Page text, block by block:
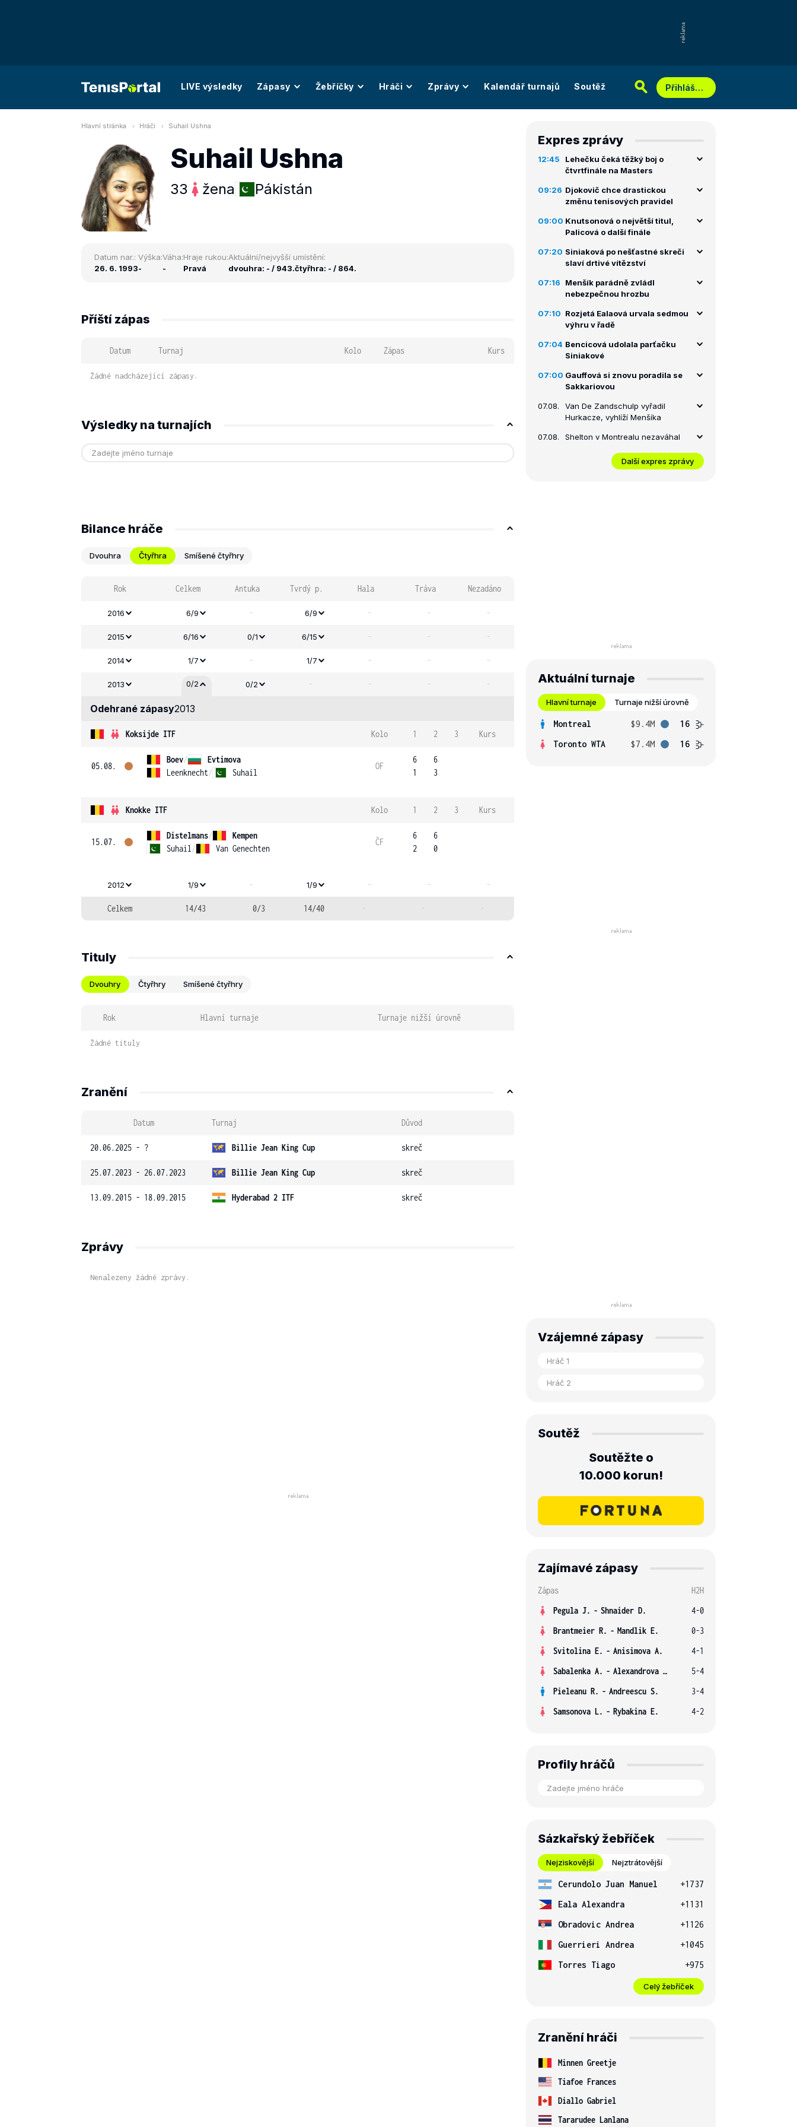
LIVE výsledky Zápasy Žebříčky Hráči Zprávy Kalendář turnajů Soutěž Přihlášení
Hlavní stránka Hráči Suhail Ushna
Suhail Ushna
33 žena Pákistán
Datum nar.:
26. 6. 1993
Výška:
-
Váha:
-
Hraje rukou:
Pravá
Aktuální/nejvyšší umístění:
dvouhra: - / 943.čtyřhra: - / 864.
Příští zápas
Datum Turnaj Kolo Zápas Kurs
Žádné nadcházející zápasy.
Výsledky na turnajích
Bilance hráče
Dvouhra Čtyřhra Smíšené čtyřhry
Rok Celkem Antuka Tvrdý p. Hala Tráva Nezadáno
2016 6/9 - 6/9 - - -
2015 6/16 0/1 6/15 - - -
2014 1/7 - 1/7 - - -
2013 0/2 0/2 - - - -
Odehrané zápasy2013
Koksijde ITF Kolo 1 2 3 Kurs
05.08.
Boev/
Evtimova
Leenknecht/ Suhail
OF
6
1
6
3
Knokke ITF Kolo 1 2 3 Kurs
15.07.
Distelmans/
Kempen
Suhail / Van Genechten
ČF
6
2
6
0
2012 1/9 - 1/9 - - -
Celkem 14/43 0/3 14/40 - - -
Tituly
Dvouhry Čtyřhry Smíšené čtyřhry
Rok Hlavní turnaje Turnaje nižší úrovně
Žádné tituly
Zranění
Datum Turnaj Důvod
20.06.2025 - ? Billie Jean King Cup skreč
25.07.2023 - 26.07.2023 Billie Jean King Cup skreč
13.09.2015 - 18.09.2015 Hyderabad 2 ITF skreč
Zprávy
Nenalezeny žádné zprávy.
Expres zprávy
12:45
Lehečku čeká těžký boj o
čtvrtfinále na Masters
09:26 Djokovič chce drastickou
změnu tenisových pravidel
09:00 Knutsonová o největší titul,
Palicová o další finále
07:20 Siniaková po nešťastné skreči
slaví drtivé vítězství
07:16
Menšík parádně zvládl
nebezpečnou hrozbu
07:10 Rozjetá Ealaová urvala sedmou
výhru v řadě
07:04 Bencicová udolala parťačku
Siniakové
07:00 Gauffová si znovu poradila se
Sakkariovou
07.08.
Van De Zandschulp vyřadil
Hurkacze, vyhlíží Menšíka
07.08. Shelton v Montrealu nezaváhal
Další expres zprávy
Aktuální turnaje
Hlavní turnaje Turnaje nižší úrovně
Montreal $9.4M
16
Toronto WTA
$7.4M 16
Vzájemné zápasy
Soutěž
Soutěžte o
10.000 korun!
Zajímavé zápasy
Zápas
H2H
Pegula J. - Shnaider D.
4-0
Brantmeier R. - Mandlik E.
0-3
Svitolina E. - Anisimova A.
4-1
Sabalenka A. - Alexandrova E.
5-4
Pieleanu R. - Andreescu S.
3-4
Samsonova L. - Rybakina E. 4-2
Profily hráčů
Sázkařský žebříček
Nejziskovější Nejztrátovější
Cerundolo Juan Manuel
+1737
Eala Alexandra
+1131
Obradovic Andrea
+1126
Guerrieri Andrea
+1045
Torres Tiago
+975
Celý žebříček
Zranění hráči
Minnen Greetje
Tiafoe Frances
Diallo Gabriel
Tararudee Lanlana